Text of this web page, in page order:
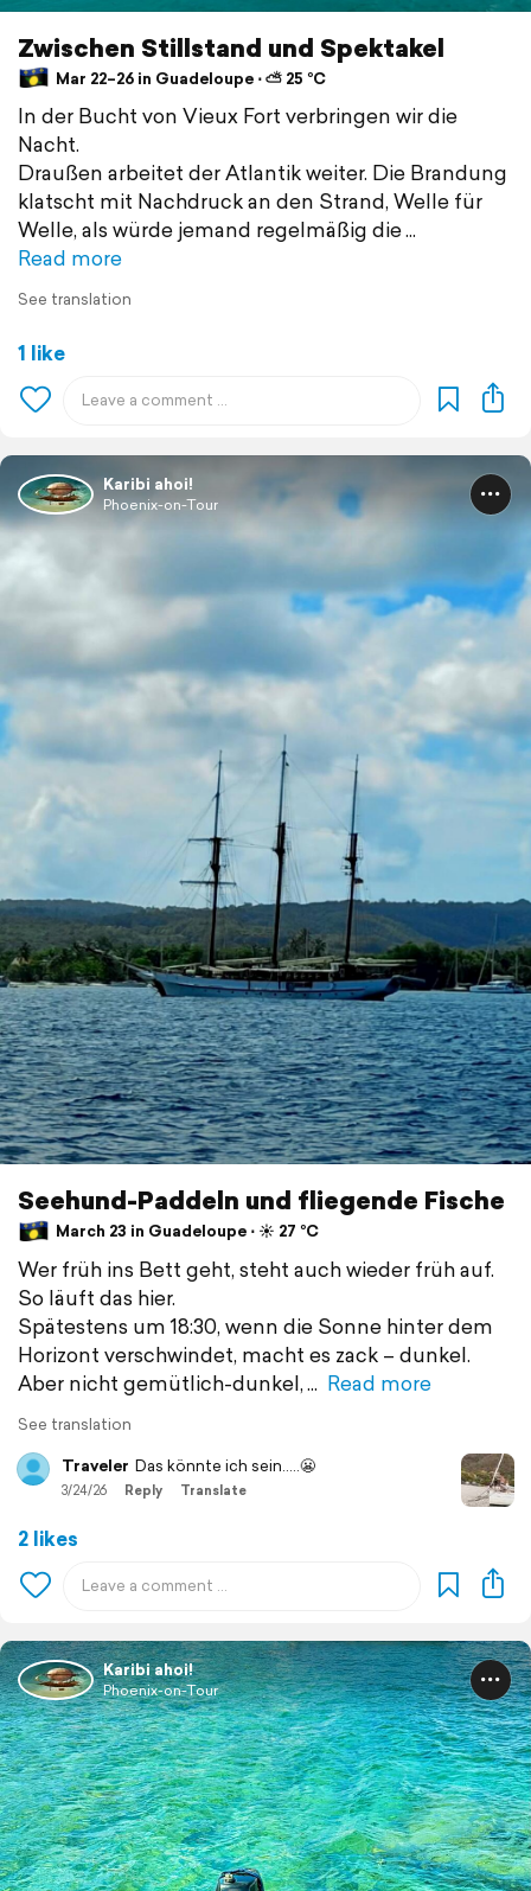
Zwischen Stillstand und Spektakel
Mar 22–26 in Guadeloupe ⋅ ⛅ 25 °C
In der Bucht von Vieux Fort verbringen wir die
Nacht.
Draußen arbeitet der Atlantik weiter. Die Brandung
klatscht mit Nachdruck an den Strand, Welle für
Welle, als würde jemand regelmäßig die
Read more
See translation
1 like
Karibi ahoi!
Phoenix-on-Tour
Seehund-Paddeln und fliegende Fische
March 23 in Guadeloupe ⋅ ☀️ 27 °C
Wer früh ins Bett geht, steht auch wieder früh auf.
So läuft das hier.
Spätestens um 18:30, wenn die Sonne hinter dem
Horizont verschwindet, macht es zack – dunkel.
Aber nicht gemütlich-dunkel,
Read more
See translation
Traveler Das könnte ich sein.....😬
3/24/26 Reply Translate
2 likes
Karibi ahoi!
Phoenix-on-Tour